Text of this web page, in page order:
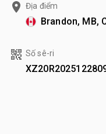
Địa điểm
Brandon, MB,
Số sê-ri